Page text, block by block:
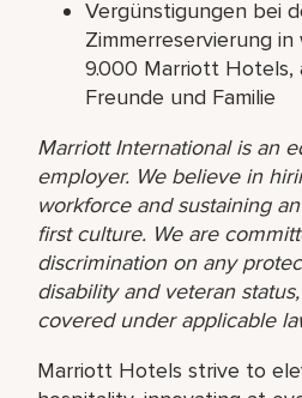
Vergünstigungen bei
Zimmerreservierung
9.000 Marriott Hotels,
Freunde und Familie
Marriott International is an
employer. We believe in
workforce and sustaining
first culture. We are
discrimination on any
disability and veteran
covered under applicable
Marriott Hotels strive to